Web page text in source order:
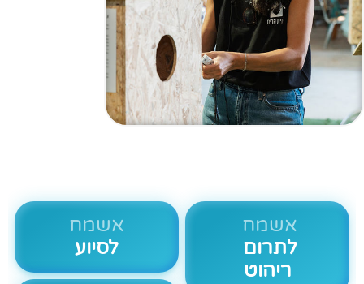
אשמח
לתרום
ריהוט
אשמח
לסיוע